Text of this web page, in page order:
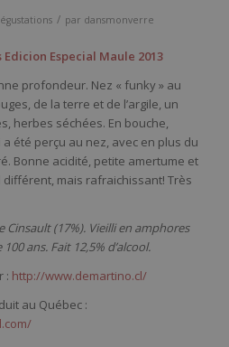
/ par dansmonverre
Especial Maule 2013
profondeur. Nez « funky » au
de la terre et de l’argile, un
herbes séchées. En bouche,
été perçu au nez, avec en plus du
Bonne acidité, petite amertume et
mais rafraichissant! Très
Cinsault (17%). Vieilli en amphores
ans. Fait 12,5% d’alcool.
: http://www.demartino.cl/
au Québec :